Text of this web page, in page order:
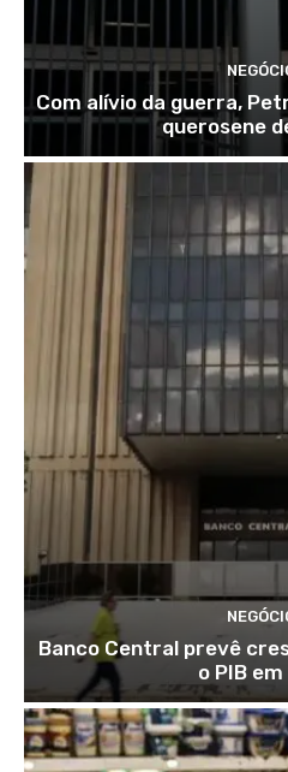
Com alívio da guerra,
querosene
Banco Central prevê
o PIB